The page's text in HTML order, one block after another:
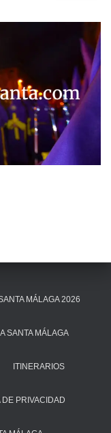
MÁLAGA 2026
SANTA MÁLAGA
ITINERARIOS
DE PRIVACIDAD